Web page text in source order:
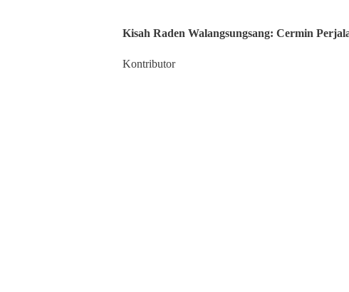
Kisah Raden Walangsungsang: Cermin
Kontributor